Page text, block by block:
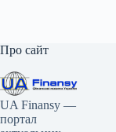
Про сайт
UA Finansy —
портал